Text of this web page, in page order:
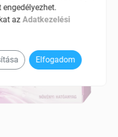
az Adatkezelési
Elfogadom